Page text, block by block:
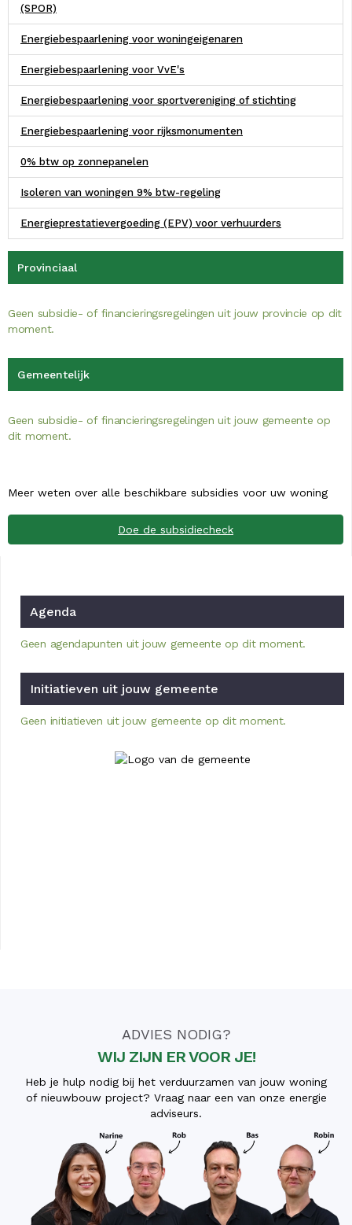
(SPOR)
Energiebespaarlening voor woningeigenaren
Energiebespaarlening voor VvE's
Energiebespaarlening voor sportvereniging of stichting
Energiebespaarlening voor rijksmonumenten
0% btw op zonnepanelen
Isoleren van woningen 9% btw-regeling
Energieprestatievergoeding (EPV) voor verhuurders
Provinciaal
Geen subsidie- of financieringsregelingen uit jouw provincie op dit
moment.
Gemeentelijk
Geen subsidie- of financieringsregelingen uit jouw gemeente op
dit moment.
Meer weten over alle beschikbare subsidies voor uw woning
Doe de subsidiecheck
Agenda
Geen agendapunten uit jouw gemeente op dit moment.
Initiatieven uit jouw gemeente
Geen initiatieven uit jouw gemeente op dit moment.
ADVIES NODIG?
WIJ ZIJN ER VOOR JE!
Heb je hulp nodig bij het verduurzamen van jouw woning
of nieuwbouw project? Vraag naar een van onze energie
adviseurs.